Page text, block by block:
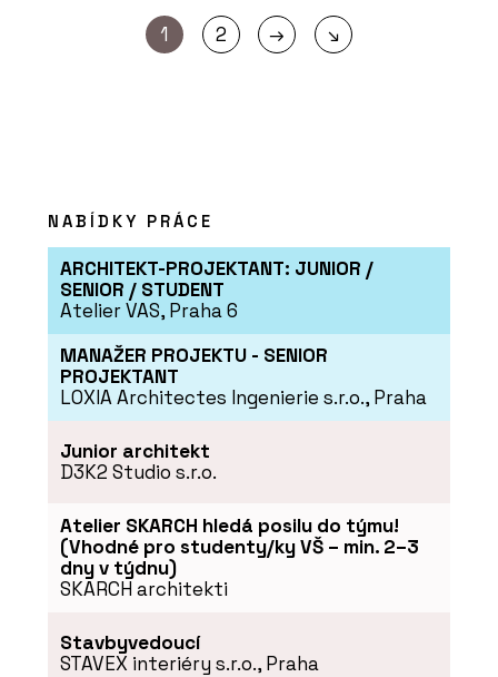
1 2 → ↘
NABÍDKY PRÁCE
ARCHITEKT-PROJEKTANT: JUNIOR /
SENIOR / STUDENT
Atelier VAS, Praha 6
MANAŽER PROJEKTU - SENIOR
PROJEKTANT
LOXIA Architectes Ingenierie s.r.o., Praha
Junior architekt
D3K2 Studio s.r.o.
Atelier SKARCH hledá posilu do týmu!
(Vhodné pro studenty/ky VŠ – min. 2–3
dny v týdnu)
SKARCH architekti
Stavbyvedoucí
STAVEX interiéry s.r.o., Praha